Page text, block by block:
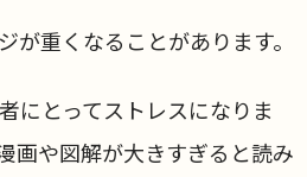
が重くなることがあります。
にとってストレスになりま
画や図解が大きすぎると読み